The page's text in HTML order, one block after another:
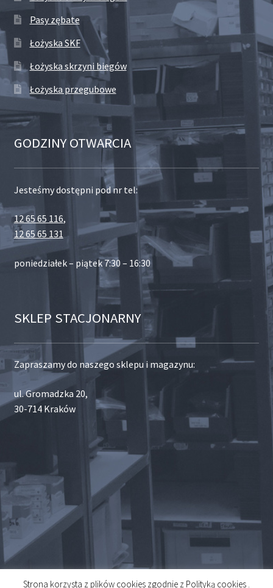
Pasy zębate
Łożyska SKF
Łożyska skrzyni biegów
Łożyska przegubowe
GODZINY OTWARCIA
Jesteśmy dostępni pod nr tel:
12 65 65 116,
12 65 65 131
poniedziałek – piątek 7:30 – 16:30
SKLEP STACJONARNY
Zapraszamy do naszego sklepu i magazynu:
ul. Gromadzka 20,
30-714 Kraków
Strona korzysta z plików cookies zgodnie z Polityką cookies .